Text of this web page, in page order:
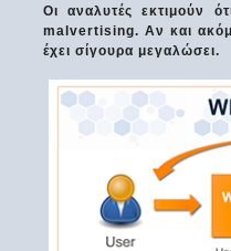
Οι αναλυτές εκτιμούν
malvertising. Αν και
έχει σίγουρα μεγαλώσει.